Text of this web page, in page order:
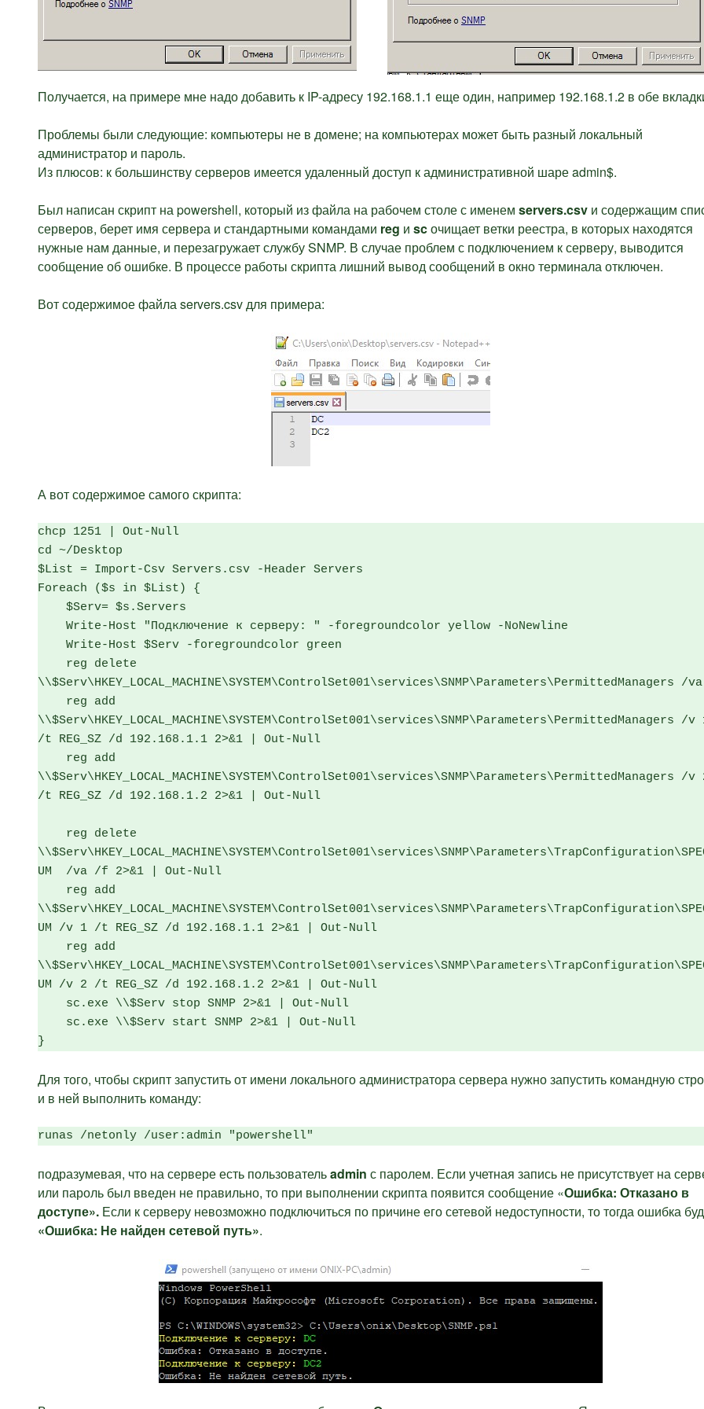
Получается, на примере мне надо добавить к IP-адресу 192.168.1.1 еще один, например 192.168.1.2 в обе
Проблемы были следующие: компьютеры не в домене; на компьютерах может быть разный локальный
администратор и пароль.
Из плюсов: к большинству серверов имеется удаленный доступ к административной шаре admin$.
Был написан скрипт на powershell, который из файла на рабочем столе с именем servers.csv и содержащим
серверов, берет имя сервера и стандартными командами reg и scочищает ветки реестра, в которых находятся
нужные нам данные, и перезагружает службу SNMP. В случае проблем с подключением к серверу, выводится
сообщение об ошибке. В процессе работы скрипта лишний вывод сообщений в окно терминала отключен.
Вот содержимое файла servers.csv для примера:
А вот содержимое самого скрипта:
chcp 1251 | Out-Null
cd ~/Desktop
$List = Import-Csv Servers.csv -Header Servers
Foreach ($s in $List) {
\\$Serv\HKEY_LOCAL_MACHINE\SYSTEM\ControlSet001\services\SNMP\Parameters\PermittedManagers /
\\$Serv\HKEY_LOCAL_MACHINE\SYSTEM\ControlSet001\services\SNMP\Parameters\PermittedManagers /v
/t REG_SZ /d 192.168.1.1 2>&1 | Out-Null
\\$Serv\HKEY_LOCAL_MACHINE\SYSTEM\ControlSet001\services\SNMP\Parameters\PermittedManagers /v
/t REG_SZ /d 192.168.1.2 2>&1 | Out-Null
UM  /va /f 2>&1 | Out-Null
UM /v 1 /t REG_SZ /d 192.168.1.1 2>&1 | Out-Null
UM /v 2 /t REG_SZ /d 192.168.1.2 2>&1 | Out-Null
}
Для того, чтобы скрипт запустить от имени локального администратора сервера нужно запустить командную
и в ней выполнить команду:
runas /netonly /user:admin "powershell"
подразумевая, что на сервере есть пользовательadmin с паролем. Если учетная запись не присутствует на
или пароль был введен не правильно, то при выполнении скрипта появится сообщение «Ошибка: Отказано в
доступе». Если к серверу невозможно подключиться по причине его сетевой недоступности, то тогда ошибка
«Ошибка: Не найден сетевой путь».